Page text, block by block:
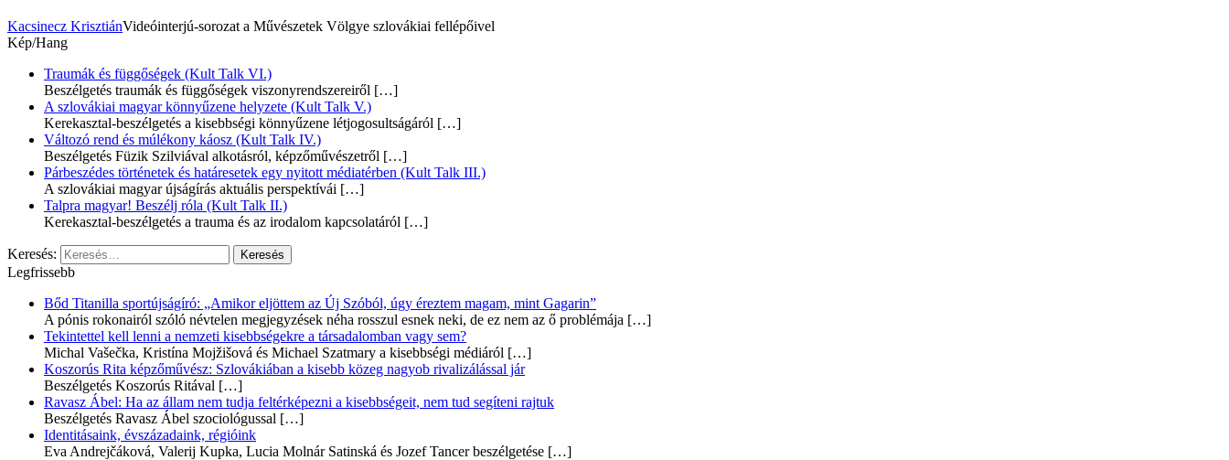
Kacsinecz KrisztiánVideóinterjú-sorozat a Művészetek Völgye szlovákiai fellépőivel
Kép/Hang
Traumák és függőségek (Kult Talk VI.)
Beszélgetés traumák és függőségek viszonyrendszereiről […]
A szlovákiai magyar könnyűzene helyzete (Kult Talk V.)
Kerekasztal-beszélgetés a kisebbségi könnyűzene létjogosultságáról […]
Változó rend és múlékony káosz (Kult Talk IV.)
Beszélgetés Füzik Szilviával alkotásról, képzőművészetről […]
Párbeszédes történetek és határesetek egy nyitott médiatérben (Kult Talk III.)
A szlovákiai magyar újságírás aktuális perspektívái […]
Talpra magyar! Beszélj róla (Kult Talk II.)
Kerekasztal-beszélgetés a trauma és az irodalom kapcsolatáról […]
Keresés:
Legfrissebb
Bőd Titanilla sportújságíró: „Amikor eljöttem az Új Szóból, úgy éreztem magam, mint Gagarin”
A pónis rokonairól szóló névtelen megjegyzések néha rosszul esnek neki, de ez nem az ő problémája […]
Tekintettel kell lenni a nemzeti kisebbségekre a társadalomban vagy sem?
Michal Vašečka, Kristína Mojžišová és Michael Szatmary a kisebbségi médiáról […]
Koszorús Rita képzőművész: Szlovákiában a kisebb közeg nagyob rivalizálással jár
Beszélgetés Koszorús Ritával […]
Ravasz Ábel: Ha az állam nem tudja feltérképezni a kisebbségeit, nem tud segíteni rajtuk
Beszélgetés Ravasz Ábel szociológussal […]
Identitásaink, évszázadaink, régióink
Eva Andrejčáková, Valerij Kupka, Lucia Molnár Satinská és Jozef Tancer beszélgetése […]